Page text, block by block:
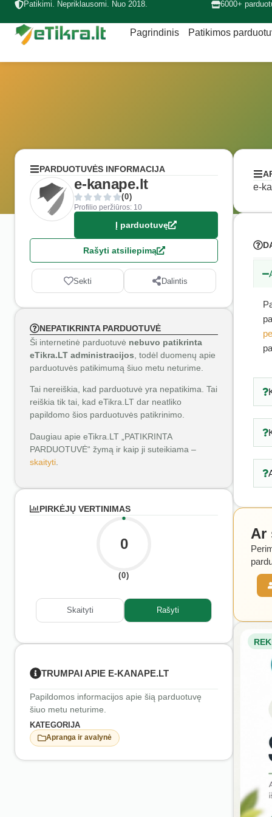
Patikimi. Nepriklausomi. Nuo 2018. 6000+
Pagrindinis Patikimos
PARDUOTUVĖS INFORMACIJA
e-kanape.lt
(0)
Profilio peržiūros: 10
Į parduotuvę
Rašyti atsiliepimą
Sekti Dalintis
NEPATIKRINTA PARDUOTUVĖ
Ši internetinė parduotuvė nebuvo patikrinta
eTikra.LT administracijos , todėl duomenų apie
parduotuvės patikimumą šiuo metu neturime.
Tai nereiškia, kad parduotuvė yra nepatikima. Tai
reiškia tik tai, kad eTikra.LT dar neatliko
papildomo šios parduotuvės patikrinimo.
Daugiau apie eTikra.LT „PATIKRINTA
PARDUOTUVĖ“ žymą ir kaip ji suteikiama –
skaityti
PIRKĖJŲ VERTINIMAS
0
(0)
Skaityti Rašyti
TRUMPAI APIE E-KANAPE.LT
Papildomos informacijos apie šią parduotuvę
šiuo metu neturime.
KATEGORIJA
Apranga ir avalynė
e-
Ar